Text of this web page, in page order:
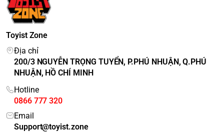
Toyist Zone
Địa chỉ
200/3 NGUYỄN TRỌNG TUYỂN, P.PHÚ NHUẬN, Q.PHÚ
NHUẬN, HỒ CHÍ MINH
Hotline
0866 777 320
Email
Support@toyist.zone